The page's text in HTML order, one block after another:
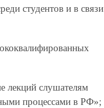
студентов и в связи
лекций слушателям
процессами в РФ»;